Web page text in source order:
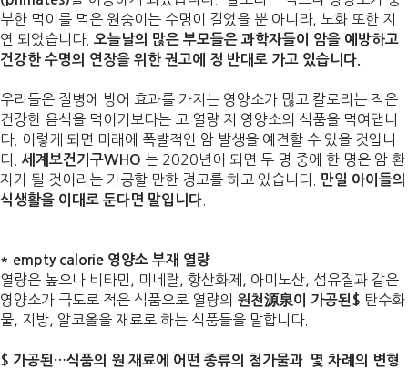
부한 먹이를 먹은 원숭이는 수명이 길었을 뿐 아니라, 노화 또한 지
연 되었습니다. 오늘날의 많은 부모들은 과학자들이 암을 예방하고
건강한 수명의 연장을 위한 권고에 정 반대로 가고 있습니다.
우리들은 질병에 방어 효과를 가지는 영양소가 많고 칼로리는 적은
건강한 음식을 먹이기보다는 고 열량 저 영양소의 식품을 먹여댑니
다. 이렇게 되면 미래에 폭발적인 암 발생을 예견할 수 있을 것입니
다. 세계보건기구WHO 는 2020년이 되면 두 명 중에 한 명은 암 환
자가 될 것이라는 가공할 만한 경고를 하고 있습니다. 만일 아이들의
식생활을 이대로 둔다면 말입니다
* empty calorie 영양소 부재 열량
열량은 높으나 비타민, 미네랄, 항산화제, 아미노산, 섬유질과 같은
영양소가 극도로 적은 식품으로 열량의 원천源泉이 가공된$ 탄수화
물, 지방, 알코올을 재료로 하는 식품들을 말합니다.
$ 가공된…식품의 원 재료에 어떤 종류의 첨가물과 몇 차례의 변형